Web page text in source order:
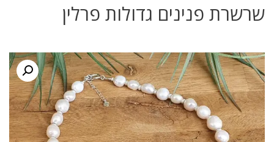
שרשרת פנינים גדולות פרלין